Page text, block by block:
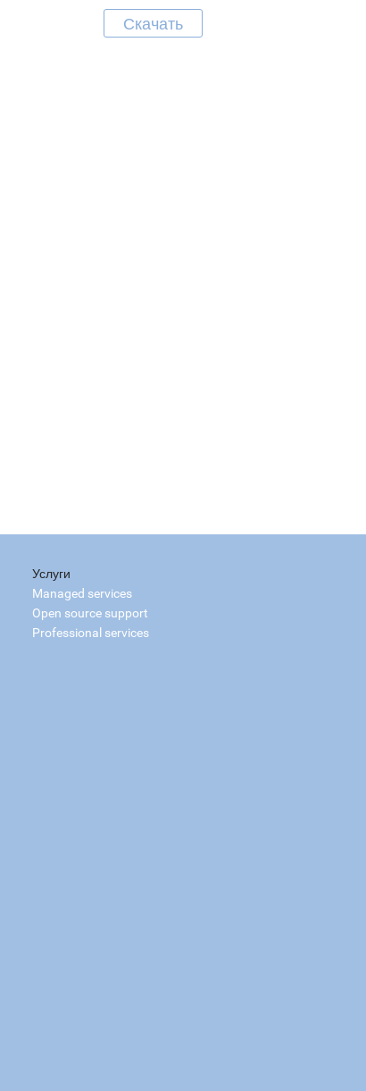
Скачать
Услуги
Managed services
Open source support
Professional services